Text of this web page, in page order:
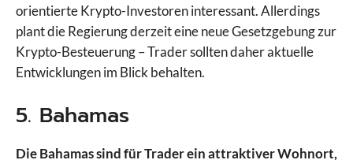
orientierte Krypto-Investoren interessant. Allerdings
plant die Regierung derzeit eine neue Gesetzgebung zur
Krypto-Besteuerung – Trader sollten daher aktuelle
Entwicklungen im Blick behalten.
5. Bahamas
Die Bahamas sind für Trader ein attraktiver Wohnort,